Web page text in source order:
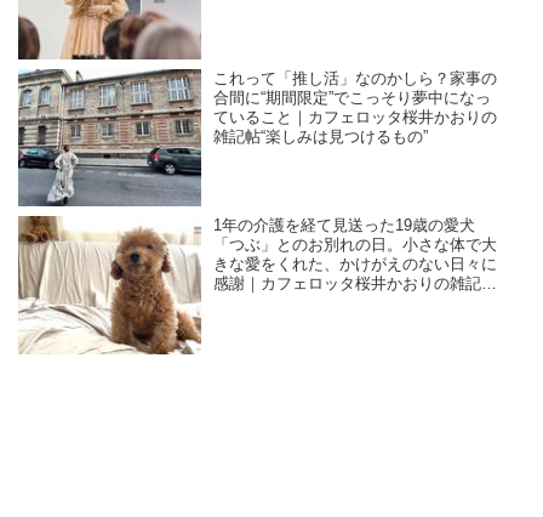
これって「推し活」なのかしら？家事の
合間に“期間限定”でこっそり夢中になっ
ていること｜カフェロッタ桜井かおりの
雑記帖“楽しみは見つけるもの”
1年の介護を経て見送った19歳の愛犬
「つぶ」とのお別れの日。小さな体で大
きな愛をくれた、かけがえのない日々に
感謝｜カフェロッタ桜井かおりの雑記